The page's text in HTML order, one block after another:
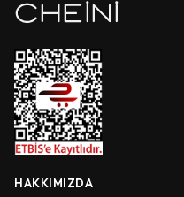
HAKKIMIZDA